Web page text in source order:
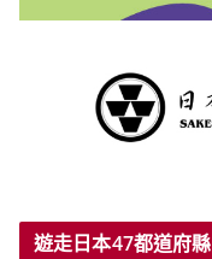
遊走日本47都道府縣